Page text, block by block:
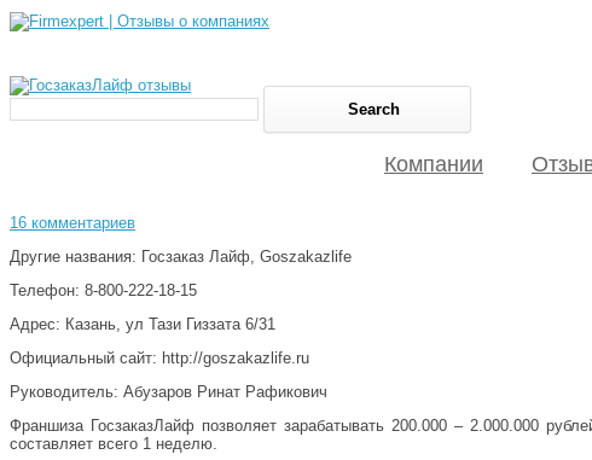
Компании
16 комментариев
Другие названия: Госзаказ Лайф, Goszakazlife
Телефон: 8-800-222-18-15
Адрес: Казан­ь, ул Тази Гиззата 6/3­1
Официальный сайт: http://goszakazlife.ru
Руководитель: Абузаров Ринат Рафикович
Франшиза ГосзаказЛайф позволяет зарабатывать 200.000 – 2.000.000
составляет всего 1 неделю.